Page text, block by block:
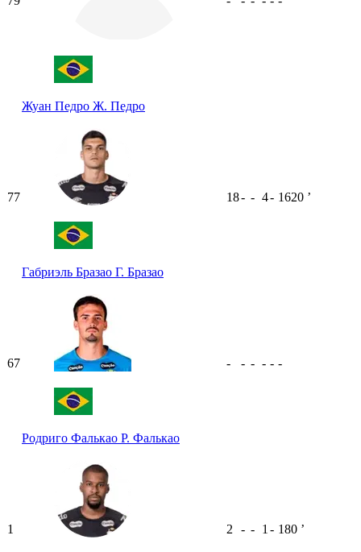
Жуан Педро Ж. Педро
77
Габриэль Бразао Г. Бразао
18- - 4- 1620 ʼ
67
Родриго Фалькао Р. Фалькао
- - - - - -
1 2 - - 1 - 180 ʼ